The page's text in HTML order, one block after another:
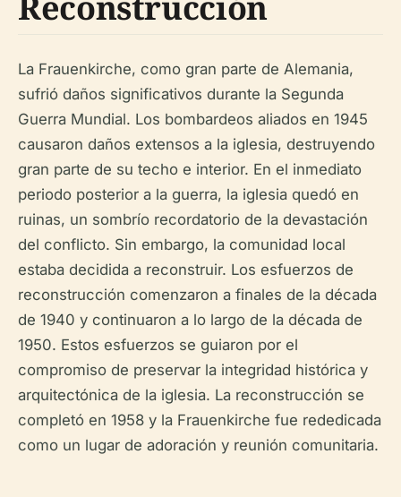
La Frauenkirche, como gran parte de Alemania,
sufrió daños significativos durante la Segunda
Guerra Mundial. Los bombardeos aliados en 1945
causaron daños extensos a la iglesia, destruyendo
gran parte de su techo e interior. En el inmediato
periodo posterior a la guerra, la iglesia quedó en
ruinas, un sombrío recordatorio de la devastación
del conflicto. Sin embargo, la comunidad local
estaba decidida a reconstruir. Los esfuerzos de
reconstrucción comenzaron a finales de la década
de 1940 y continuaron a lo largo de la década de
1950. Estos esfuerzos se guiaron por el
compromiso de preservar la integridad histórica y
arquitectónica de la iglesia. La reconstrucción se
completó en 1958 y la Frauenkirche fue rededicada
como un lugar de adoración y reunión comunitaria.